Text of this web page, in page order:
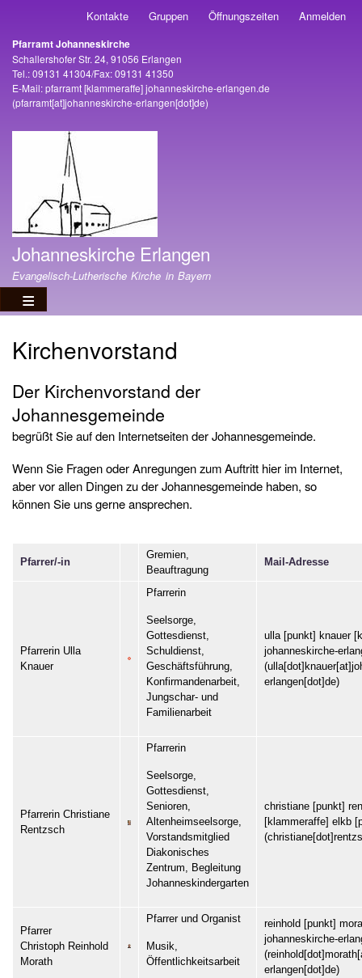
Kontakte Gruppen Öffnungszeiten Anmelden
Adresse
Pfarramt Johanneskirche
Schallershofer Str. 24, 91056 Erlangen
Tel.: 09131 41304/Fax: 09131 41350
E-Mail:pfarramt[klammeraffe]johanneskirche-erlangen.de
(pfarramt[at]johanneskirche-erlangen[dot]de)
Johanneskirche Erlangen
Evangelisch-Lutherische Kirche in Bayern
Kirchenvorstand
Der Kirchenvorstand der
Johannesgemeinde
begrüßt Sie auf den Internetseiten der Johannesgemeinde.
Wenn Sie Fragen oder Anregungen zum Auftritt hier im Internet,
aber vor allen Dingen zu der Johannesgemeinde haben, so
können Sie uns gerne ansprechen.
Pfarrer/-in
Gremien,
Beauftragung
Mail-Adresse
Pfarrerin Ulla
Knauer
Pfarrerin
Seelsorge,
Gottesdienst,
Schuldienst,
Geschäftsführung,
Konfirmandenarbeit,
Jungschar- und
Familienarbeit
ulla [punkt] knauer
johanneskirche-
erlangen[dot]de)
Pfarrerin Christiane
Rentzsch
Pfarrerin
Seelsorge,
Gottesdienst,
Senioren,
Altenheimseelsorge,
Vorstandsmitglied
Diakonisches
Zentrum, Begleitung
Johanneskindergarten
christiane [punkt]
[klammeraffe] elkb
Pfarrer
Christoph Reinhold
Morath
Pfarrer und Organist
Musik,
Öffentlichkeitsarbeit
reinhold [punkt]
johanneskirche-
erlangen[dot]de)